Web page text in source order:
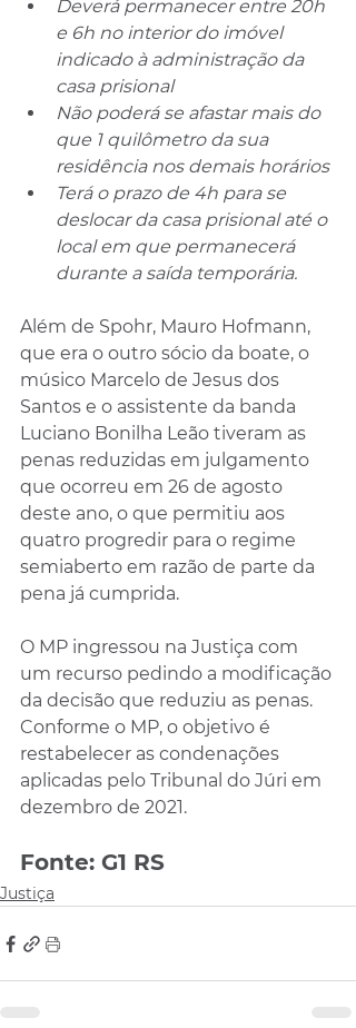
Deverá permanecer entre 20h
e 6h no interior do imóvel
indicado à administração da
casa prisional
Não poderá se afastar mais do
que 1 quilômetro da sua
residência nos demais horários
Terá o prazo de 4h para se
deslocar da casa prisional até o
local em que permanecerá
durante a saída temporária.
Além de Spohr, Mauro Hofmann,
que era o outro sócio da boate, o
músico Marcelo de Jesus dos
Santos e o assistente da banda
Luciano Bonilha Leão tiveram as
penas reduzidas em julgamento
que ocorreu em 26 de agosto
deste ano, o que permitiu aos
quatro progredir para o regime
semiaberto em razão de parte da
pena já cumprida.
O MP ingressou na Justiça com
um recurso pedindo a modificação
da decisão que reduziu as penas.
Conforme o MP, o objetivo é
restabelecer as condenações
aplicadas pelo Tribunal do Júri em
dezembro de 2021.
Fonte: G1 RS
Justiça